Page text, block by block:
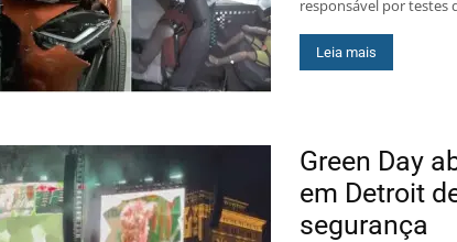
responsável por testes
Leia mais
Green Day
em Detroit
segurança